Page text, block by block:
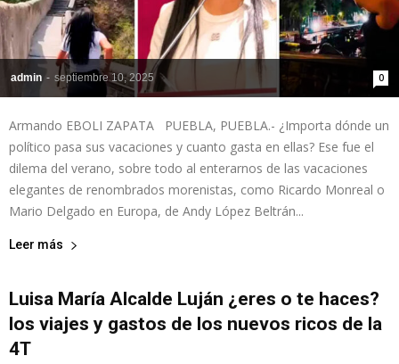
admin - septiembre 10, 2025 0
Armando EBOLI ZAPATA PUEBLA, PUEBLA.- ¿Importa dónde un
político pasa sus vacaciones y cuanto gasta en ellas? Ese fue el
dilema del verano, sobre todo al enterarnos de las vacaciones
elegantes de renombrados morenistas, como Ricardo Monreal o
Mario Delgado en Europa, de Andy López Beltrán...
Leer más
Luisa María Alcalde Luján ¿eres o te haces?
los viajes y gastos de los nuevos ricos de la
4T